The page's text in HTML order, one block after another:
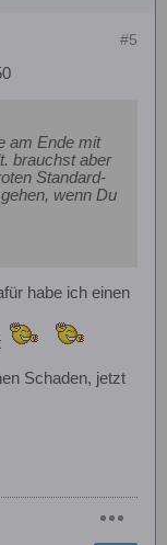
#5
am Ende mit
brauchst aber
Standard-
wenn Du
habe ich einen
Schaden, jetzt